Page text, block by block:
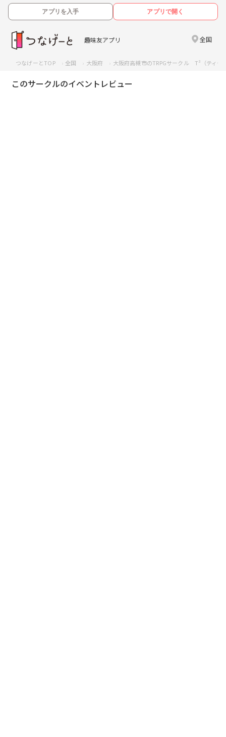
アプリを入手 アプリで開く
趣味友アプリ 全国
つなげーとTOP 全国 大阪府 大阪府高槻市のTRPGサークル T³（ティー
このサークルのイベントレビュー